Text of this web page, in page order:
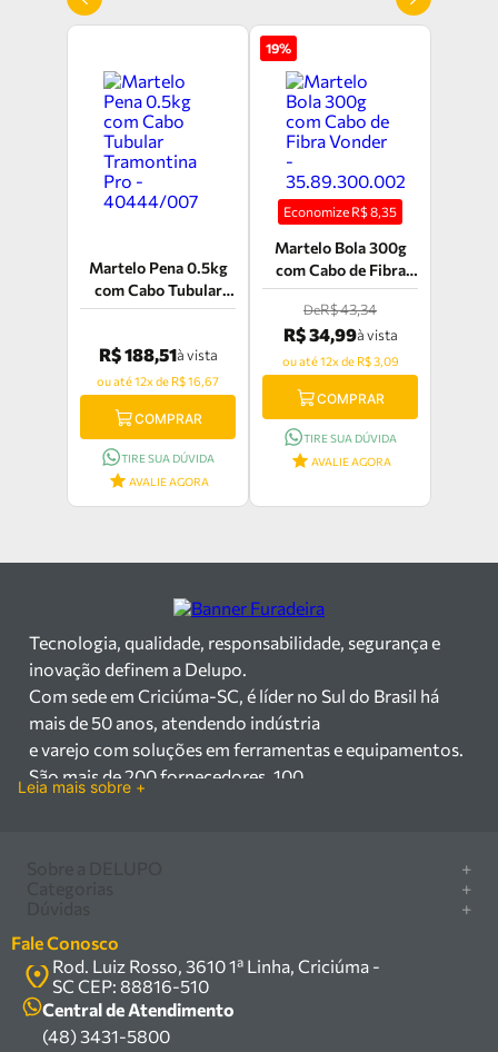
Martelo Pena 0.5kg
com Cabo Tubular
Tramontina Pro -
R$ 188,51à vista
ou até 12x de R$ 16,67
COMPRAR
TIRE SUA DÚVIDA
AVALIE AGORA
19%
Economize R$8,35
Martelo Bola 300g
com Cabo de Fibra
Vonder -
35.89.300.002
DeR$ 43,34
R$ 34,99à vista
ou até 12x de R$ 3,09
COMPRAR
TIRE SUA DÚVIDA
AVALIE AGORA
Tecnologia, qualidade, responsabilidade, segurança e
inovação definem a Delupo.
Com sede em Criciúma-SC, é líder no Sul do Brasil há
mais de 50 anos, atendendo indústria
e varejo com soluções em ferramentas e equipamentos.
São mais de 200 fornecedores, 100
equipamentos industriais no Sul do Brasil. Com sede em
Criciúma – SC, atendemos os
setores industrial e varejista com um amplo portfólio de
produtos à pronta entrega.
Trabalhamos com mais de 200 fornecedores parceiros e
um estoque com mais de
Leia mais sobre +
+
Marcas
Política de privacidade
Política de entrega
Termos e condições
+
Serra circular
Compressor
Caixa Organizadora
Carrinho Armazém
+
Como comprar
Central de ajuda
Troca, devolução e garantia
Fale Conosco
Rod. Luiz Rosso, 3610 1ª Linha, Criciúma -
SC CEP: 88816-510
Central de Atendimento
(48) 3431-5800